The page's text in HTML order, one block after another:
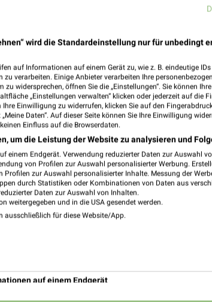
Deutschland
in Schrobenhausen
Deutschland
in Donauwörth
wird die Standardeinstellung nur für unbedingt
auf Informationen auf einem Gerät zu, wie z. B. eindeutige
zu verarbeiten. Einige Anbieter verarbeiten Ihre
widersprechen, öffnen Sie die „Einstellungen“. Sie können
„Einstellungen verwalten“ klicken oder jederzeit auf die
Einwilligung zu widerrufen, klicken Sie auf den
Daten“. Auf dieser Seite können Sie Ihre Einwilligung
Einfluss auf die Browserdaten.
um die Leistung der Website zu analysieren und
einem Endgerät. Verwendung reduzierter Daten zur Auswahl
von Profilen zur Auswahl personalisierter Werbung.
zur Auswahl personalisierter Inhalte. Messung der
durch Statistiken oder Kombinationen von Daten aus
Daten zur Auswahl von Inhalten.
weitergegeben und in die USA gesendet werden.
ausschließlich für diese Website/App.
auf einem Endgerät